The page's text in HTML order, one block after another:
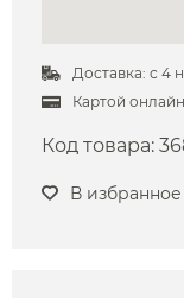
Доставка: с 4
Картой онлайн
Код товара:
В избранное